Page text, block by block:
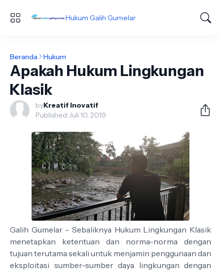
Hukum Galih Gumelar
Beranda Hukum
Apakah Hukum Lingkungan
Klasik
byKreatif Inovatif
Published:Juli 10, 2019
Galih Gumelar - Sebaliknya Hukum Lingkungan Klasik
menetapkan ketentuan dan norma-norma dengan
tujuan terutama sekali untuk menjamin penggunaan dan
eksploitasi sumber-sumber daya lingkungan dengan